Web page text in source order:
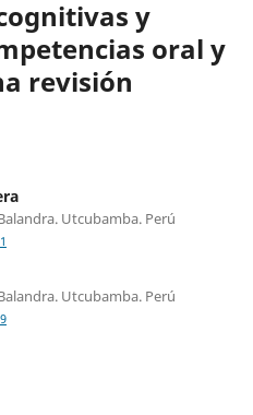
y
oral y
revisión
Utcubamba. Perú
Utcubamba. Perú